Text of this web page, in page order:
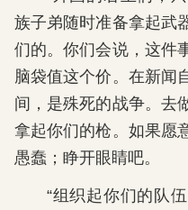
族子弟随时准备拿起武
们的。你们会说，这件
脑袋值这个价。在新闻
间，是殊死的战争。去
拿起你们的枪。如果愿
愚蠢；睁开眼睛吧。
“组织起你们的队